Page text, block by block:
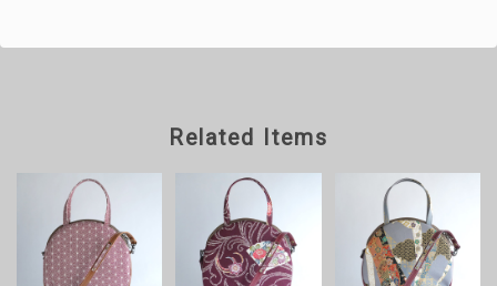
ボディバッグ【サイクル】が欲しかったのですが、SOLD OUTなの
で、丸い形がとても可愛らしいのでハンドバッグ【シフォン】を購入
しました。 ZIZZのバックを初めて購入ですが、着物と革の丁寧な縫
製でとてもカッコいいです。大切に使わせていただきます。
Related Items